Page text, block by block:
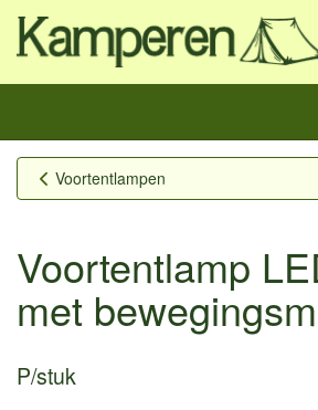
Voortentlampen
Voortentlamp
met
P/stuk